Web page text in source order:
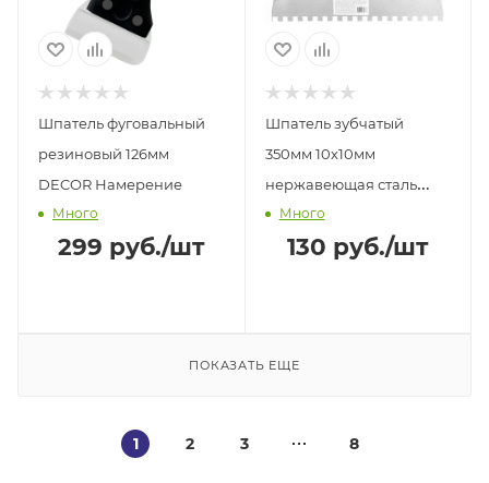
Шпатель фуговальный
резиновый 126мм
DECOR Намерение
Много
299 руб./шт
Шпатель зубчатый
350мм 10х10мм
нержавеющая сталь
Sparta
Много
130 руб./шт
ПОКАЗАТЬ ЕЩЕ
1 2 3 8